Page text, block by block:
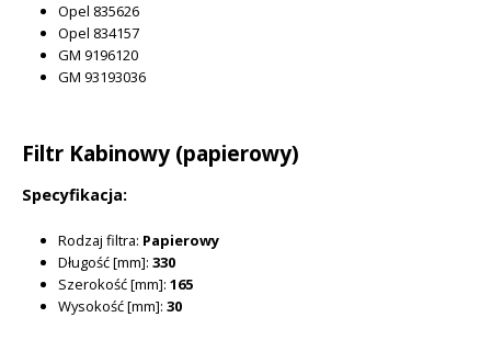
Opel 835626
Opel 834157
GM 9196120
GM 93193036
Filtr Kabinowy (papierowy)
Specyfikacja:
Rodzaj filtra: Papierowy
Długość [mm]:330
Szerokość [mm]:165
Wysokość [mm]:30